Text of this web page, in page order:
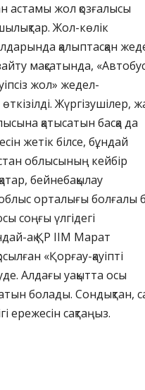
астамы жол қозғалысы
Жол-көлік
қалыптасқан
мақсатында,
жол» жедел-
Жүргізушілер,
қатысатын басқа да
жетік білсе, бұндай
облысының кейбір
бейнебақылау
орталығы болғалы
соңғы үлгідегі
ақ ҚР ІІМ Марат
«Қорғау-қауіпті
Алдағы уақытта осы
болады. Сондықтан,
ережесін сақтаңыз.